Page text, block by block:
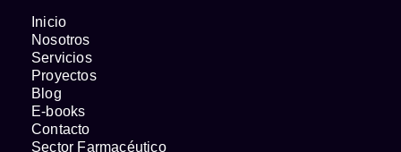
Inicio
Nosotros
Servicios
Proyectos
Blog
E-books
Contacto
Sector Farmacéutico